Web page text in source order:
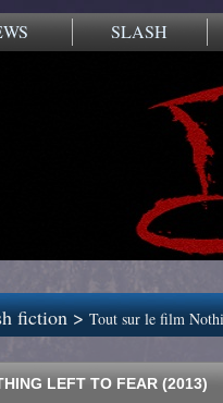
SLASH
fiction>Tout sur le film
LEFT TO FEAR (2013)